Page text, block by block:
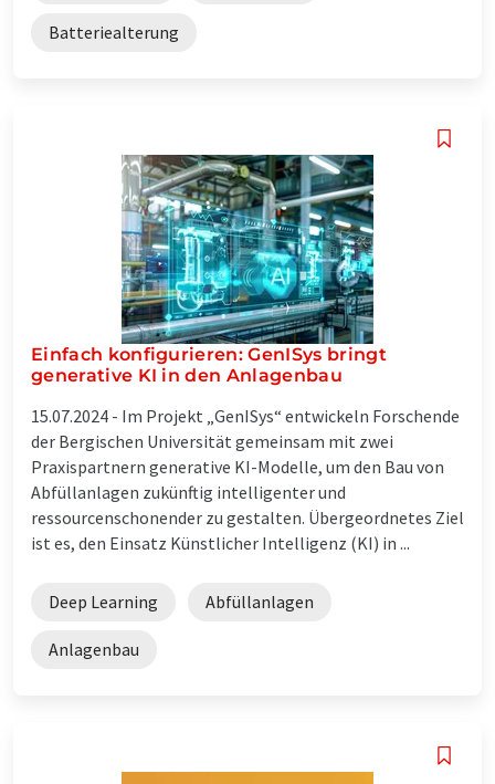
Batteriealterung
Einfach konfigurieren: GenISys bringt
generative KI in den Anlagenbau
15.07.2024 - Im Projekt „GenISys“ entwickeln Forschende
der Bergischen Universität gemeinsam mit zwei
Praxispartnern generative KI-Modelle, um den Bau von
Abfüllanlagen zukünftig intelligenter und
ressourcenschonender zu gestalten. Übergeordnetes Ziel
ist es, den Einsatz Künstlicher Intelligenz (KI) in ...
Deep Learning Abfüllanlagen
Anlagenbau